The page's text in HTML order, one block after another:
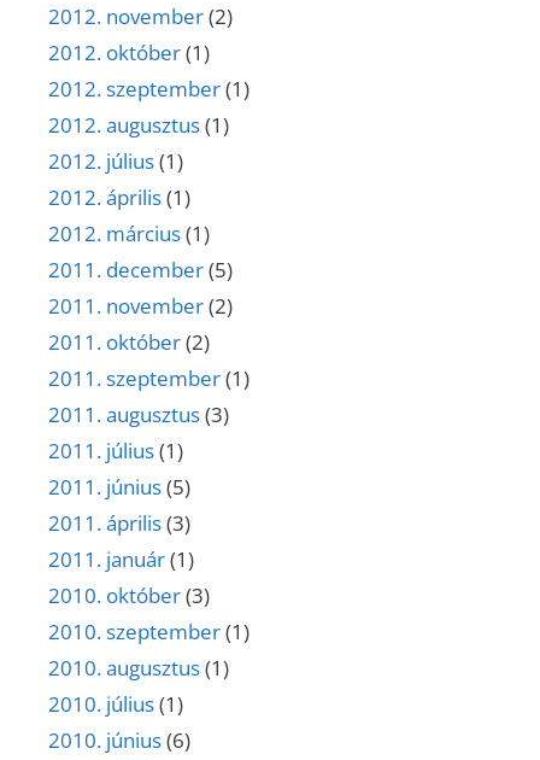
2012. november(2)
2012. október(1)
2012. szeptember(1)
2012. augusztus(1)
2012. július(1)
2012. április(1)
2012. március(1)
2011. december(5)
2011. november(2)
2011. október(2)
2011. szeptember(1)
2011. augusztus(3)
2011. július(1)
2011. június(5)
2011. április(3)
2011. január(1)
2010. október(3)
2010. szeptember(1)
2010. augusztus(1)
2010. július(1)
2010. június(6)